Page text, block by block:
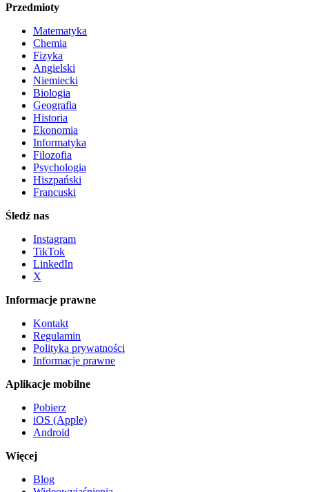
Przedmioty
Matematyka
Chemia
Fizyka
Angielski
Niemiecki
Biologia
Geografia
Historia
Ekonomia
Informatyka
Filozofia
Psychologia
Hiszpański
Francuski
Śledź nas
Instagram
TikTok
LinkedIn
X
Informacje prawne
Kontakt
Regulamin
Polityka prywatności
Informacje prawne
Aplikacje mobilne
Pobierz
iOS (Apple)
Android
Więcej
Blog